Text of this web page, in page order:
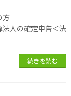
方
確定申告＜法
続きを読む